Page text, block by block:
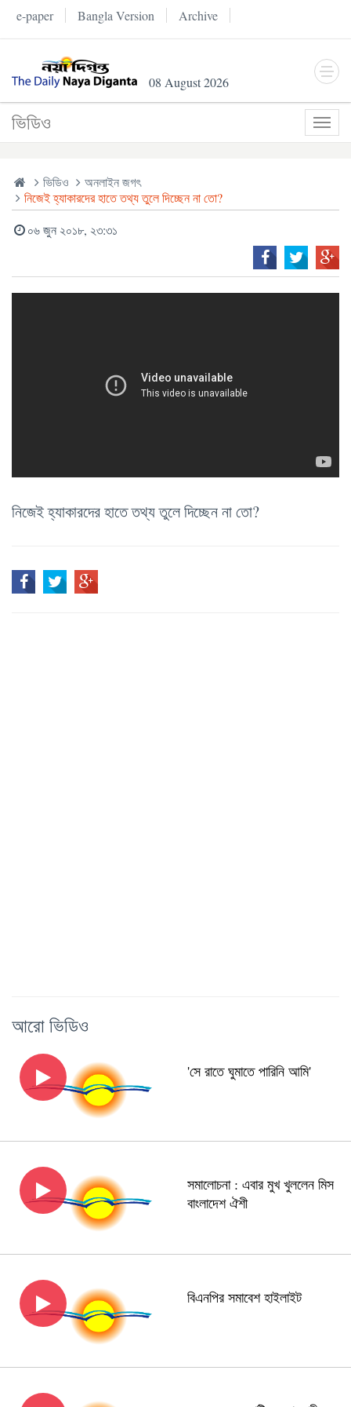
e-paper Bangla Version Archive
08 August 2026
ভিডিও
ভিডিও
অনলাইন জগৎ
নিজেই হ্যাকারদের হাতে তথ্য তুলে দিচ্ছেন না তো?
০৬ জুন ২০১৮, ২৩:৩১
নিজেই হ্যাকারদের হাতে তথ্য তুলে দিচ্ছেন না তো?
আরো ভিডিও
'সে রাতে ঘুমাতে পারিনি আমি'
সমালোচনা : এবার মুখ খুললেন মিস
বাংলাদেশ ঐশী
বিএনপির সমাবেশ হাইলাইট